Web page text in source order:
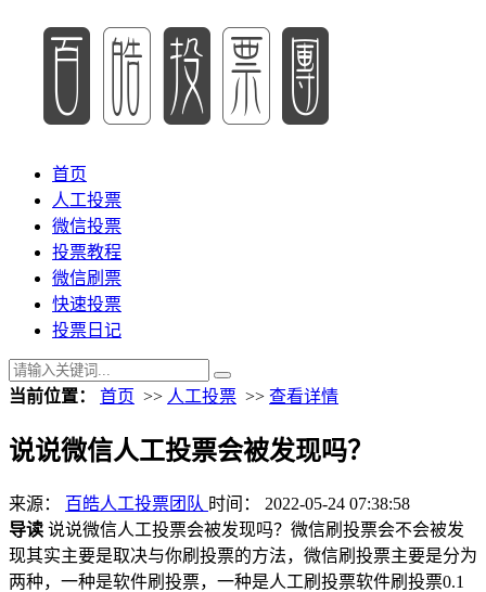
首页
人工投票
微信投票
投票教程
微信刷票
快速投票
投票日记
当前位置： 首页 >> 人工投票 >> 查看详情
说说微信人工投票会被发现吗？
来源： 百皓人工投票团队 时间： 2022-05-24 07:38:58
导读 说说微信人工投票会被发现吗？微信刷投票会不会被发
现其实主要是取决与你刷投票的方法，微信刷投票主要是分为
两种，一种是软件刷投票，一种是人工刷投票软件刷投票0.1